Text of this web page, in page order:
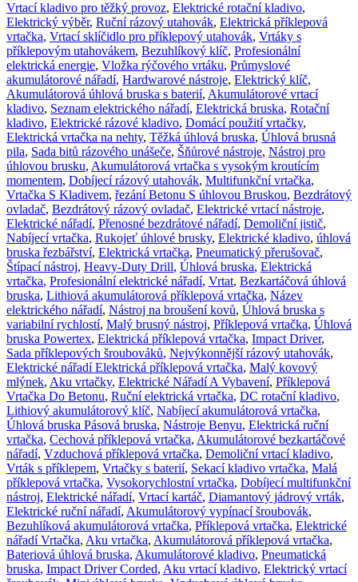
Vrtací kladivo pro těžký provoz, Elektrické rotační kladivo,
Elektrický výběr, Ruční rázový utahovák, Elektrická příklepová
vrtačka, Vrtací sklíčidlo pro příklepový utahovák, Vrtáky s
příklepovým utahovákem, Bezuhlíkový klíč, Profesionální
elektrická energie, Vložka rýčového vrtáku, Průmyslové
akumulátorové nářadí, Hardwarové nástroje, Elektrický klíč,
Akumulátorová úhlová bruska s baterií, Akumulátorové vrtací
kladivo, Seznam elektrického nářadí, Elektrická bruska, Rotační
kladivo, Elektrické rázové kladivo, Domácí použití vrtačky,
Elektrická vrtačka na nehty, Těžká úhlová bruska, Úhlová brusná
pila, Sada bitů rázového unášeče, Šňůrové nástroje, Nástroj pro
úhlovou brusku, Akumulátorová vrtačka s vysokým kroutícím
momentem, Dobíjecí rázový utahovák, Multifunkční vrtačka,
Vrtačka S Kladivem, řezání Betonu S úhlovou Bruskou, Bezdrátový
ovladač, Bezdrátový rázový ovladač, Elektrické vrtací nástroje,
Elektrické nářadí, Přenosné bezdrátové nářadí, Demoliční jistič,
Nabíjecí vrtačka, Rukojeť úhlové brusky, Elektrické kladivo, úhlová
bruska řezbářství, Elektrická vrtačka, Pneumatický přerušovač,
Štípací nástroj, Heavy-Duty Drill, Úhlová bruska, Elektrická
vrtačka, Profesionální elektrické nářadí, Vrtat, Bezkartáčová úhlová
bruska, Lithiová akumulátorová příklepová vrtačka, Název
elektrického nářadí, Nástroj na broušení kovů, Úhlová bruska s
variabilní rychlostí, Malý brusný nástroj, Příklepová vrtačka, Úhlová
bruska Powertex, Elektrická příklepová vrtačka, Impact Driver,
Sada příklepových šroubováků, Nejvýkonnější rázový utahovák,
Elektrické nářadí Elektrická příklepová vrtačka, Malý kovový
mlýnek, Aku vrtačky, Elektrické Nářadí A Vybavení, Příklepová
Vrtačka Do Betonu, Ruční elektrická vrtačka, DC rotační kladivo,
Lithiový akumulátorový klíč, Nabíjecí akumulátorová vrtačka,
Úhlová bruska Pásová bruska, Nástroje Benyu, Elektrická ruční
vrtačka, Cechová příklepová vrtačka, Akumulátorové bezkartáčové
nářadí, Vzduchová příklepová vrtačka, Demoliční vrtací kladivo,
Vrták s příklepem, Vrtačky s baterií, Sekací kladivo vrtačka, Malá
příklepová vrtačka, Vysokorychlostní vrtačka, Dobíjecí multifunkční
nástroj, Elektrické nářadí, Vrtací kartáč, Diamantový jádrový vrták,
Elektrické ruční nářadí, Akumulátorový vypínací šroubovák,
Bezuhlíková akumulátorová vrtačka, Příklepová vrtačka, Elektrické
nářadí Vrtačka, Aku vrtačka, Akumulátorová příklepová vrtačka,
Bateriová úhlová bruska, Akumulátorové kladivo, Pneumatická
bruska, Impact Driver Corded, Aku vrtací kladivo, Elektrický vrtací